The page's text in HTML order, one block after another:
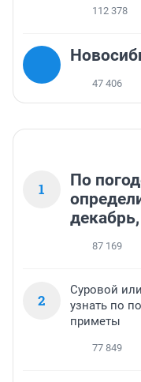
112 378
47 406
1
По
87 169
2
Суровой
узнать по
приметы
77 849